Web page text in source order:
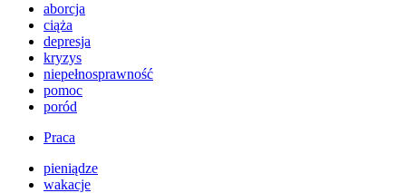
aborcja
ciąża
depresja
kryzys
niepełnosprawność
pomoc
poród
Praca
pieniądze
wakacje